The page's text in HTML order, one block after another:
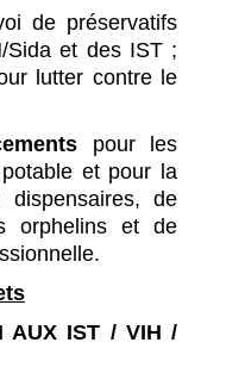
de préservatifs
Sida et des IST ;
lutter contre le
pour les
potable et pour la
dispensaires, de
orphelins et de
AUX IST / VIH /